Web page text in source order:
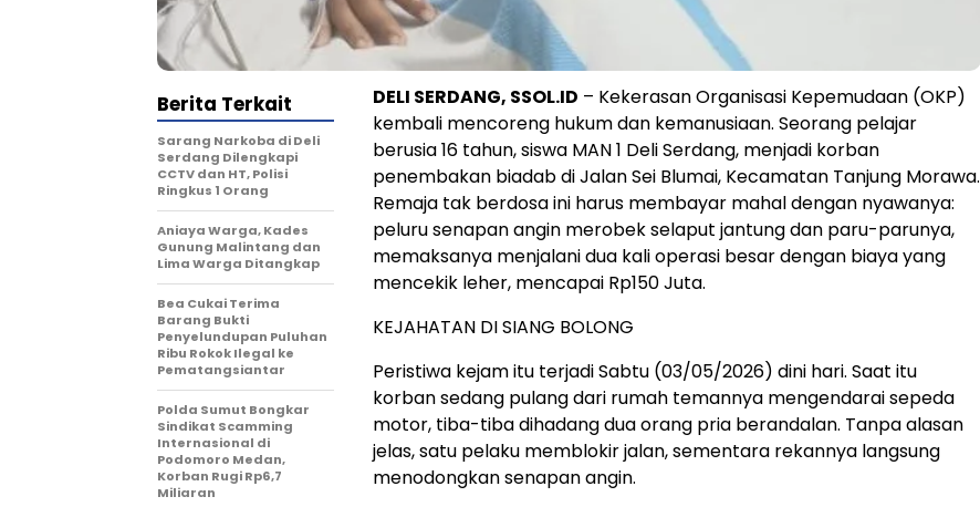
DELI SERDANG, SSOL.ID – Kekerasan Organisasi Kepemudaan (OKP)
kembali mencoreng hukum dan kemanusiaan. Seorang pelajar
berusia 16 tahun, siswa MAN 1 Deli Serdang, menjadi korban
penembakan biadab di Jalan Sei Blumai, Kecamatan Tanjung Morawa.
Remaja tak berdosa ini harus membayar mahal dengan nyawanya:
peluru senapan angin merobek selaput jantung dan paru-parunya,
memaksanya menjalani dua kali operasi besar dengan biaya yang
mencekik leher, mencapai Rp150 Juta.
KEJAHATAN DI SIANG BOLONG
Peristiwa kejam itu terjadi Sabtu (03/05/2026) dini hari. Saat itu
korban sedang pulang dari rumah temannya mengendarai sepeda
motor, tiba-tiba dihadang dua orang pria berandalan. Tanpa alasan
jelas, satu pelaku memblokir jalan, sementara rekannya langsung
menodongkan senapan angin.
Berita Terkait
Sarang Narkoba di Deli
Serdang Dilengkapi
CCTV dan HT, Polisi
Ringkus 1 Orang
Aniaya Warga, Kades
Gunung Malintang dan
Lima Warga Ditangkap
Bea Cukai Terima
Barang Bukti
Penyelundupan Puluhan
Ribu Rokok Ilegal ke
Pematangsiantar
Polda Sumut Bongkar
Sindikat Scamming
Internasional di
Podomoro Medan,
Korban Rugi Rp6,7
Miliaran